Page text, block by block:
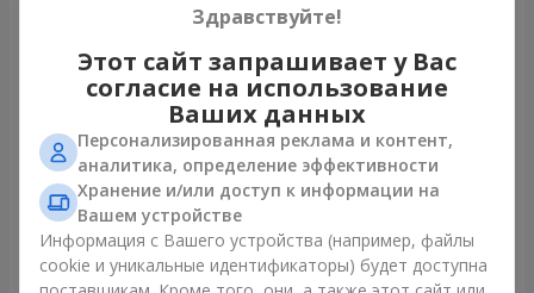
Букет "Розовая нежность"
4 284 грн
Композиция "Ностальжи"
6 427 грн
Здравствуйте!
Этот сайт запрашивает у Вас
согласие на использование
Ваших данных
Персонализированная реклама и контент,
аналитика, определение эффективности
Хранение и/или доступ к информации на
Вашем устройстве
Информация с Вашего устройства (например, файлы
cookie и уникальные идентификаторы) будет доступна